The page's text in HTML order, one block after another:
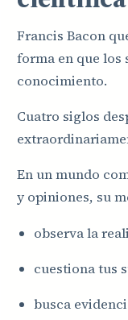
Francis Bacon
forma en que los
conocimiento.
Cuatro siglos
En un mundo
y opiniones, su
observa la
cuestiona tus
busca